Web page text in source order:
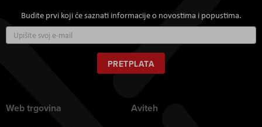
Budite prvi koji će saznati informacije o novostima i popustima.
se
za
naš
newsletter:
PRETPLATA
Web trgovina Aviteh